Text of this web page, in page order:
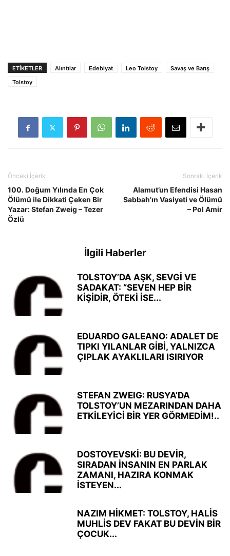
ETIKETLER Alıntılar Edebiyat Leo Tolstoy
Savaş ve Barış
Tolstoy
Önceki İçerik
100. Doğum Yılında En Çok
Ölümü ile Dikkati Çeken Bir
Yazar: Stefan Zweig – Tezer
Özlü
Sonraki İçerik
Alamut’un Efendisi Hasan
Sabbah’ın Vasiyeti ve Ölümü
– Pol Amir
İlgili Haberler
TOLSTOY’DA AŞK, SEVGİ VE
SADAKAT: “SEVEN HEP BİR
KİŞİDİR, ÖTEKİ İSE...
EDUARDO GALEANO: ADALET DE
TIPKI YILANLAR GİBİ, YALNIZCA
ÇIPLAK AYAKLILARI ISIRIYOR
STEFAN ZWEIG: RUSYA’DA
TOLSTOY’UN MEZARINDAN DAHA
ETKİLEYİCİ BİR YER GÖRMEDİM!..
DOSTOYEVSKİ: BU DEVİR,
SIRADAN İNSANIN EN PARLAK
ZAMANI, HAZIRA KONMAK
İSTEYEN...
NAZIM HİKMET: TOLSTOY, HALİS
MUHLİS DEV FAKAT BU DEVİN BİR
ÇOCUK...